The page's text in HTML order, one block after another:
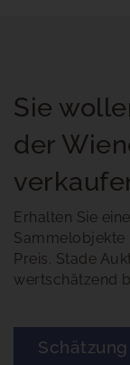
Sie
der
Erhalten Sie
Sammelobjekte
Preis. Stade
wertschätzend